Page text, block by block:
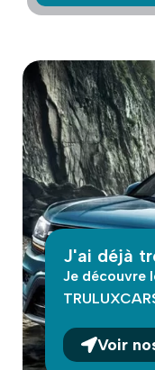
J'ai déjà
Je découvre
Voir